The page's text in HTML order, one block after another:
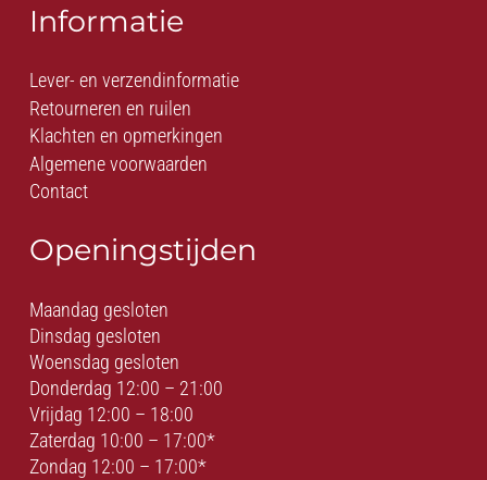
Informatie
Lever- en verzendinformatie
Retourneren en ruilen
Klachten en opmerkingen
Algemene voorwaarden
Contact
Openingstijden
Maandag gesloten
Dinsdag gesloten
Woensdag gesloten
Donderdag 12:00 – 21:00
Vrijdag 12:00 – 18:00
Zaterdag 10:00 – 17:00*
Zondag 12:00 – 17:00*